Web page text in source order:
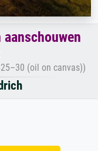
aanschouwen
(oil on canvas))